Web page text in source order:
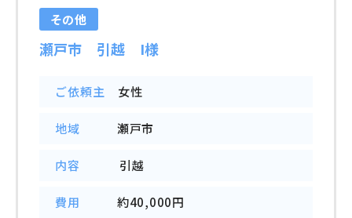
その他
瀬戸市 引越 I様
ご依頼主 女性
地域 瀬戸市
内容 引越
費用 約40,000円